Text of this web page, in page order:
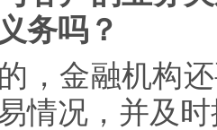
务吗？
，金融机构
情况，并及